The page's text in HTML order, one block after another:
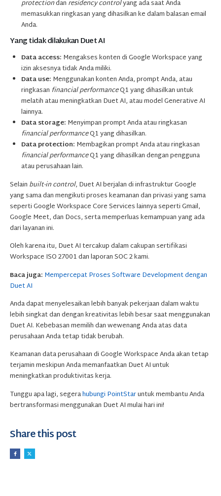
protectiondan residency controlyang ada saat Anda
memasukkan ringkasan yang dihasilkan ke dalam balasan email
Anda.
Yang tidak dilakukan Duet AI
Data access: Mengakses konten di Google Workspace yang
izin aksesnya tidak Anda miliki.
Data use: Menggunakan konten Anda, prompt Anda, atau
ringkasan financial performanceQ1 yang dihasilkan untuk
melatih atau meningkatkan Duet AI, atau model Generative AI
lainnya.
Data storage: Menyimpan prompt Anda atau ringkasan
financial performanceQ1 yang dihasilkan.
Data protection: Membagikan prompt Anda atau ringkasan
financial performanceQ1 yang dihasilkan dengan pengguna
atau perusahaan lain.
Selain built-in control, Duet AI berjalan di infrastruktur Google
yang sama dan mengikuti proses keamanan dan privasi yang sama
seperti Google Workspace Core Services lainnya seperti Gmail,
Google Meet, dan Docs, serta memperluas kemampuan yang ada
dari layanan ini.
Oleh karena itu, Duet AI tercakup dalam cakupan sertifikasi
Workspace ISO 27001 dan laporan SOC 2 kami.
Baca juga: Mempercepat Proses Software Development dengan
Duet AI
Anda dapat menyelesaikan lebih banyak pekerjaan dalam waktu
lebih singkat dan dengan kreativitas lebih besar saat menggunakan
Duet AI. Kebebasan memilih dan wewenang Anda atas data
perusahaan Anda tetap tidak berubah.
Keamanan data perusahaan di Google Workspace Anda akan tetap
terjamin meskipun Anda memanfaatkan Duet AI untuk
meningkatkan produktivitas kerja.
Tunggu apa lagi, segerahubungi PointStaruntuk membantu Anda
bertransformasi menggunakan Duet AI mulai hari ini!
Share this post